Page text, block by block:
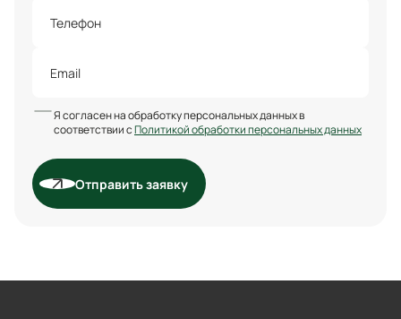
Я согласен на обработку персональных данных в
соответствии сПолитикой обработки персональных данных
Отправить заявку